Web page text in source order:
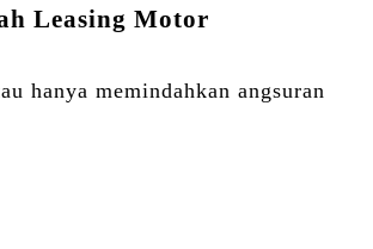
Leasing Motor
hanya memindahkan angsuran